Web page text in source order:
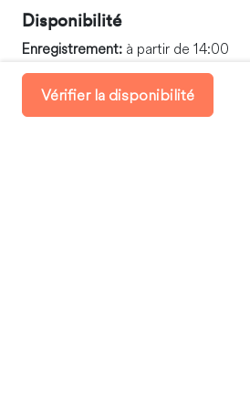
Disponibilité
Enregistrement: à partir de 14:00
Départ:avant 11:00
Vérifier la disponibilité